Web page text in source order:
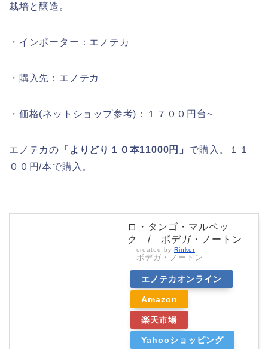
栽培と醸造。
・インポーター：エノテカ
・購入先：エノテカ
・価格(ネットショップ参考)：１７００円台~
エノテカの 「よりどり１０本11000円」 で購入。１１
００円/本で購入。
ロ・タンゴ・マルベッ
ク / ボデガ・ノートン
created by Rinker
ボデガ・ノートン
エノテカオンライン
Amazon
楽天市場
Yahooショッピング